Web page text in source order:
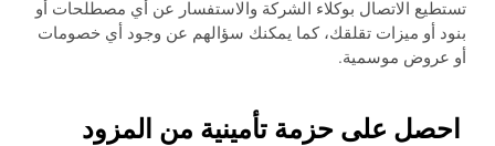
تستطيع الاتصال بوكلاء الشركة والاستفسار عن أي مصطلحات أو
بنود أو ميزات تقلقك، كما يمكنك سؤالهم عن وجود أي خصومات
أو عروض موسمية.
احصل على حزمة تأمينية من المزود